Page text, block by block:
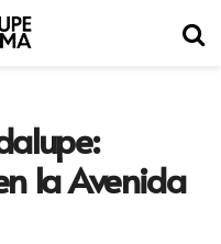
la Avenida